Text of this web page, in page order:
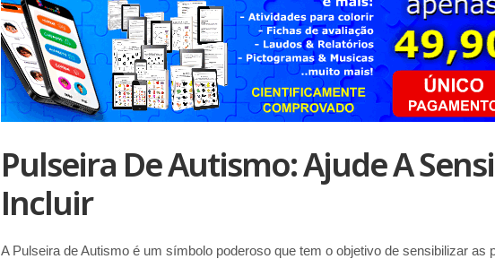
Pulseira De Autismo: Ajude A
Incluir
A Pulseira de Autismo é um símbolo poderoso que tem o objetivo de sensibilizar as